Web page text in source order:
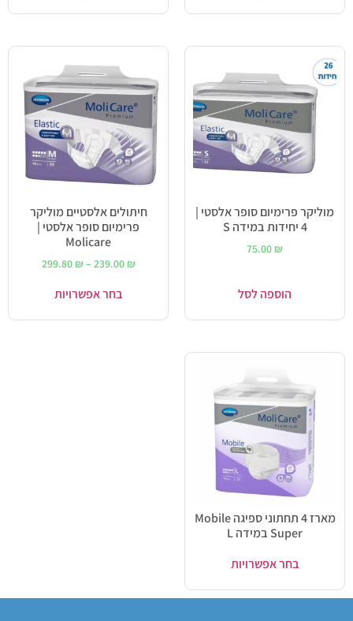
מוליקר פרימיום סופר אלסטי |
4 יחידות במידה S
75.00 ₪
הוספה לסל
חיתולים אלסטיים מוליקר
פרימיום סופר אלסטי |
Molicare
239.00 ₪
–
299.80 ₪
בחר אפשרויות
מארז 4 תחתוני ספיגה Mobile
Super במידה L
בחר אפשרויות